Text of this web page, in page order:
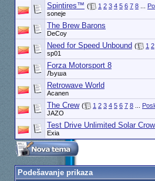
Spintires™ ( 1 2 3 4 5 6 7 8...
soneje
The Brew Barons
DeCoy
Need for Speed Unbound ( 1 2
sp01
Forza Motorsport 8
Љуша
Retrowave World
Acanen
The Crew ( 1 2 3 4 5 6 7 8...
JAZO
Test Drive Unlimited Solar
Exia
Podešavanje prikaza